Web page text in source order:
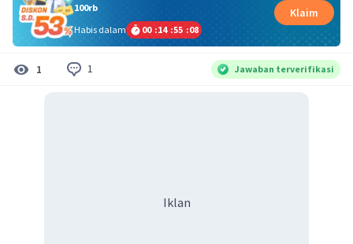
100rb
Habis dalam
00 :14 :55 :08
Klaim
1 1 Jawaban terverifikasi
Iklan